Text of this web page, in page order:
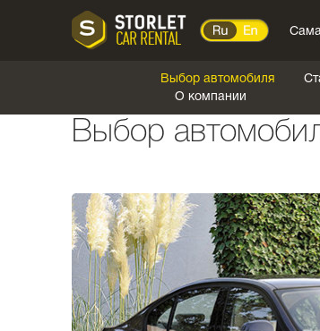
Выбор автомобиля
О компании
Выбор